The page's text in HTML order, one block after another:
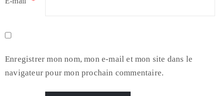
Enregistrer mon nom, mon e-mail et mon site dans le
navigateur pour mon prochain commentaire.